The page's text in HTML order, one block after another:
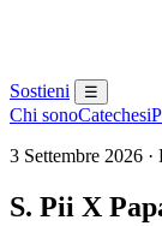
Sostieni ☰
Chi sonoCatechesi
3 Settembre 2026
S. Pii X